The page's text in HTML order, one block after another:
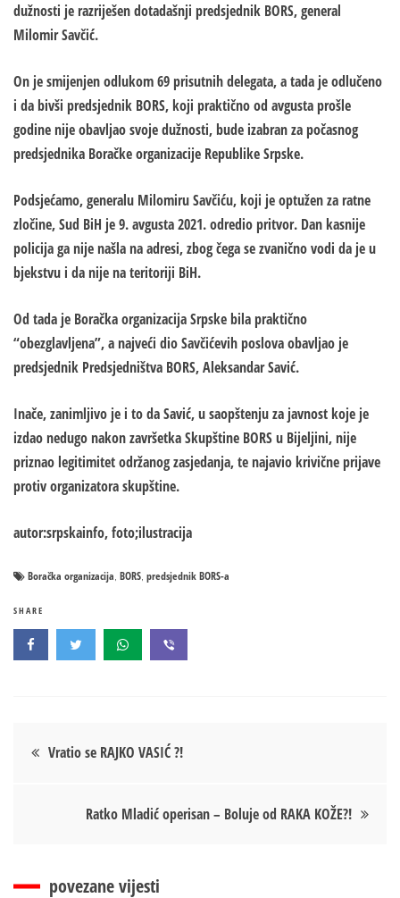
dužnosti je razriješen dotadašnji predsjednik BORS, general
Milomir Savčić.
On je smijenjen odlukom 69 prisutnih delegata, a tada je odlučeno
i da bivši predsjednik BORS, koji praktično od avgusta prošle
godine nije obavljao svoje dužnosti, bude izabran za počasnog
predsjednika Boračke organizacije Republike Srpske.
Podsjećamo, generalu Milomiru Savčiću, koji je optužen za ratne
zločine, Sud BiH je 9. avgusta 2021. odredio pritvor. Dan kasnije
policija ga nije našla na adresi, zbog čega se zvanično vodi da je u
bjekstvu i da nije na teritoriji BiH.
Od tada je Boračka organizacija Srpske bila praktično
“obezglavljena”, a najveći dio Savčićevih poslova obavljao je
predsjednik Predsjedništva BORS, Aleksandar Savić.
Inače, zanimljivo je i to da Savić, u saopštenju za javnost koje je
izdao nedugo nakon završetka Skupštine BORS u Bijeljini, nije
priznao legitimitet održanog zasjedanja, te najavio krivične prijave
protiv organizatora skupštine.
autor:srpskainfo, foto;ilustracija
Boračka organizacija, BORS, predsjednik BORS-a
SHARE
Кретање
Vratio se RAJKO VASIĆ ?!
Ratko Mladić operisan – Boluje od RAKA KOŽE?!
povezane vijesti